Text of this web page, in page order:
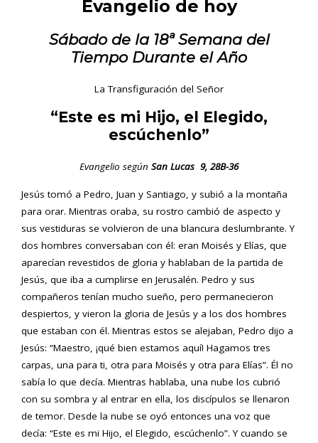
Evangelio de hoy
Sábadode la 18ª Semana del
Tiempo Durante el Año
La Transfiguración del Señor
“Este es mi Hijo, el Elegido,
escúchenlo”
Evangelio según San Lucas 9, 28B-36
Jesús tomó a Pedro, Juan y Santiago, y subió a la montaña
para orar. Mientras oraba, su rostro cambió de aspecto y
sus vestiduras se volvieron de una blancura deslumbrante. Y
dos hombres conversaban con él: eran Moisés y Elías, que
aparecían revestidos de gloria y hablaban de la partida de
Jesús, que iba a cumplirse en Jerusalén. Pedro y sus
compañeros tenían mucho sueño, pero permanecieron
despiertos, y vieron la gloria de Jesús y a los dos hombres
que estaban con él. Mientras estos se alejaban, Pedro dijo a
Jesús: “Maestro, ¡qué bien estamos aquí! Hagamos tres
carpas, una para ti, otra para Moisés y otra para Elías”. Él no
sabía lo que decía. Mientras hablaba, una nube los cubrió
con su sombra y al entrar en ella, los discípulos se llenaron
de temor. Desde la nube se oyó entonces una voz que
decía: “Este es mi Hijo, el Elegido, escúchenlo”. Y cuando se